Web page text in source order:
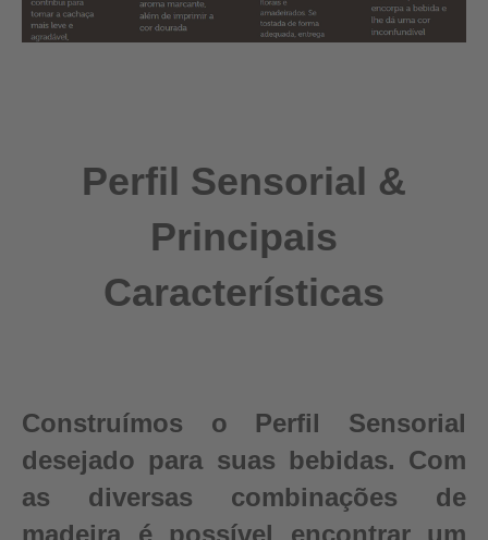
Perfil Sensorial &
Principais
Características
Construímos o Perfil Sensorial
desejado para suas bebidas. Com
as diversas combinações de